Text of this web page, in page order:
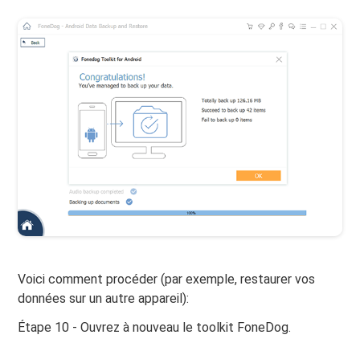
Voici comment procéder (par exemple, restaurer vos
données sur un autre appareil):
Étape 10 - Ouvrez à nouveau le toolkit FoneDog.